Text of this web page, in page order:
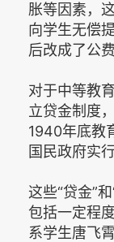
胀等因素，
向学生无偿
后改成了公
对于中等教
立贷金制度
1940年底教
国民政府实
这些“贷金”
包括一定程
系学生唐飞